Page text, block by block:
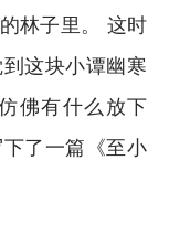
林子里。 这时
这块小谭幽寒
佛有什么放下
了一篇《至小